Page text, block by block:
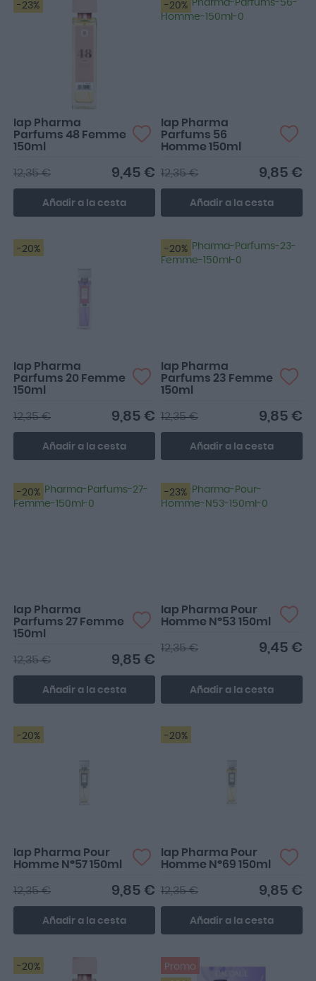
-23%
Iap Pharma
Parfums 48 Femme
150ml
9,45 €
12,35 €
Añadir a la cesta
-20%
Iap Pharma
Parfums 56
Homme 150ml
9,85 €
12,35 €
Añadir a la cesta
-20%
Iap Pharma
Parfums 20 Femme
150ml
9,85 €
12,35 €
Añadir a la cesta
-20%
Iap Pharma
Parfums 23 Femme
150ml
9,85 €
12,35 €
Añadir a la cesta
-20%
Iap Pharma
Parfums 27 Femme
150ml
9,85 €
12,35 €
Añadir a la cesta
-23%
Iap Pharma Pour
Homme Nº53 150ml
9,45 €
12,35 €
Añadir a la cesta
-20%
Iap Pharma Pour
Homme Nº57 150ml
9,85 €
12,35 €
Añadir a la cesta
-20%
Iap Pharma Pour
Homme Nº69 150ml
9,85 €
12,35 €
Añadir a la cesta
-20% Promo